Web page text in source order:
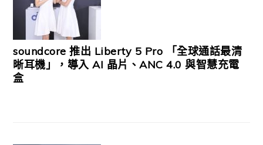
soundcore 推出 Liberty 5 Pro 「全球通話最清
晰耳機」，導入 AI 晶片、ANC 4.0 與智慧充電
盒